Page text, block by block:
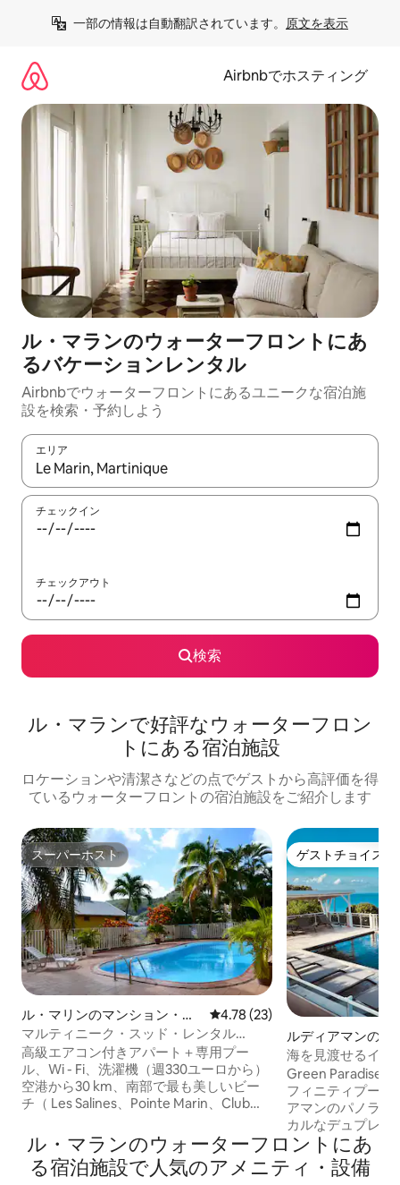
一部の情報は自動翻訳されています。 原文を表示
Airbnbでホスティング
ル・マランのウォーターフロントにあ
るバケーションレンタル
Airbnbでウォーターフロントにあるユニークな宿泊施
設を検索・予約しよう
エリア
検索結果が表示されたら、上下の矢印キーを使って移動するか
チェックイン
チェックアウト
検索
ル・マランで好評なウォーターフロン
トにある宿泊施設
ロケーションや清潔さなどの点でゲストから高評価を得
ているウォーターフロントの宿泊施設をご紹介します
スーパーホスト
スーパーホスト
ル・マリンのマンション・ア
パート
レビュー23件、5つ星中4.78つ
4.78 (23)
マルティニーク・スッド・レンタル
（ル・マリン） （スイミングプール付
き）
高級エアコン付きアパート＋専用プー
ル、Wi - Fi、洗濯機（週330ユーロから）
空港から30 km、南部で最も美しいビー
チ（ Les Salines、Pointe Marin、Club
分の場所にあります。 すべてのアメニテ
ィ・設備をお楽しみいただけます：スー
パーまで徒歩100 m （ビーチやハイキン
ゲストチョイス
ゲストチョイス
ルディアマンのマ
ン・アパート
海を見渡せるイン
Diamant
Green Paradiseへ
フィニティプール
アマンのパノラマ
カルなデュプレックスで
ーク南部でのリ
です。 次のものをお楽しみいただけま
す。 • 海と山の
ル・マランのウォーターフロントにあ
る宿泊施設で人気のアメニティ・設備